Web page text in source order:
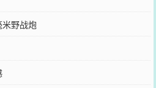
野战炮